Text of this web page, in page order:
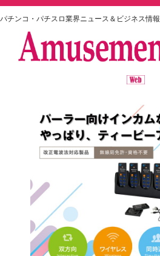
パチンコ・パチスロ業界ニュース＆ビジネス情報